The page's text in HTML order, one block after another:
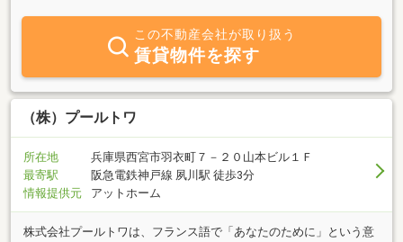
件（邸宅・マンション・土地・不動産投資用収益物件等）・賃貸物
件（ワンルーム・分譲貸・ファミリー向け・店舗事務所等）、豊富
な情報を取り揃え、エリアに精通したスタッフ一同が、皆様のご来
店を心よりお待ちしております。
この不動産会社が取り扱う
賃貸物件を探す
（株）プールトワ
所在地
兵庫県西宮市羽衣町７－２０山本ビル１Ｆ
最寄駅
阪急電鉄神戸線 夙川駅 徒歩3分
情報提供元
アットホーム
株式会社プールトワは、フランス語で「あなたのために」という意